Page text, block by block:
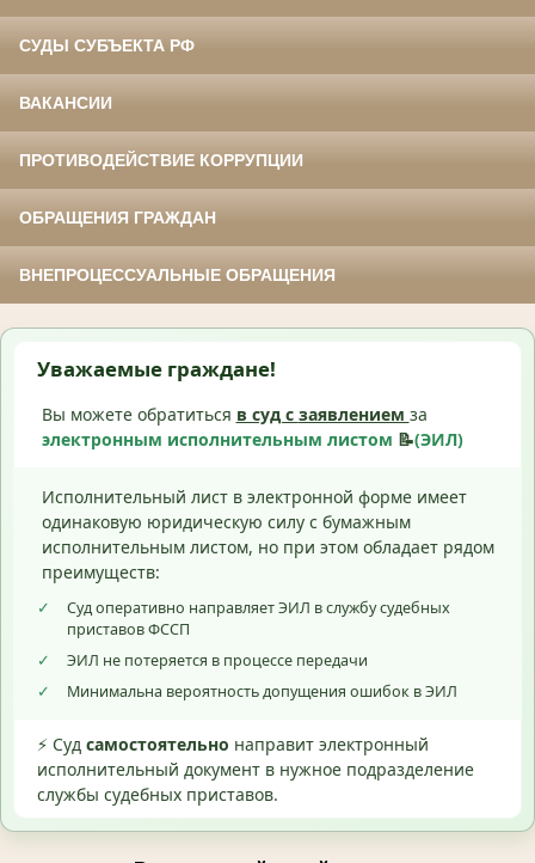
СУДЫ СУБЪЕКТА РФ
ВАКАНСИИ
ПРОТИВОДЕЙСТВИЕ КОРРУПЦИИ
ОБРАЩЕНИЯ ГРАЖДАН
ВНЕПРОЦЕССУАЛЬНЫЕ ОБРАЩЕНИЯ
Уважаемые граждане!
Вы можете обратиться в суд с заявлением за
электронным исполнительным листом 📝(ЭИЛ)
Исполнительный лист в электронной форме имеет
одинаковую юридическую силу с бумажным
исполнительным листом, но при этом обладает рядом
преимуществ:
✓
Суд оперативно направляет ЭИЛ в службу судебных
приставов ФССП
✓
ЭИЛ не потеряется в процессе передачи
✓
Минимальна вероятность допущения ошибок в ЭИЛ
⚡ Суд самостоятельно направит электронный
исполнительный документ в нужное подразделение
службы судебных приставов.